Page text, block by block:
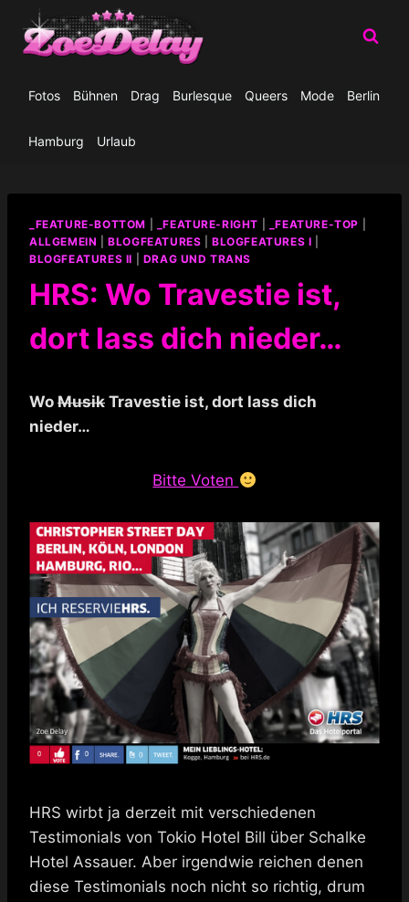
Inhalt
springen
Fotos Bühnen Drag Burlesque Queers Mode Berlin
Hamburg Urlaub
_FEATURE-BOTTOM _FEATURE-RIGHT _FEATURE-TOP
ALLGEMEIN |BLOGFEATURES |BLOGFEATURES I
BLOGFEATURES II
DRAG UND TRANS
HRS: Wo Travestie ist,
dort lass dich nieder…
Wo Musik Travestie ist, dort lass dich
nieder…
Bitte Voten
HRS wirbt ja derzeit mit verschiedenen
Testimonials von Tokio Hotel Bill über Schalke
Hotel Assauer. Aber irgendwie reichen denen
diese Testimonials noch nicht so richtig, drum